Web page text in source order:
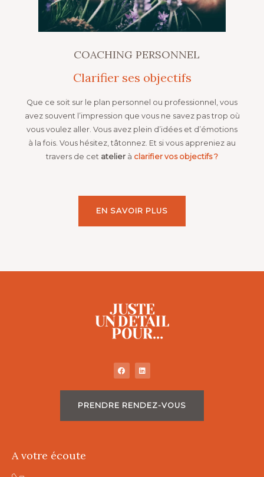
COACHING PERSONNEL
Clarifier ses objectifs
Que ce soit sur le plan personnel ou professionnel, vous
avez souvent l’impression que vous ne savez pas trop où
vous voulez aller. Vous avez plein d’idées et d’émotions
à la fois. Vous hésitez, tâtonnez. Et si vous appreniez au
travers de cet atelier à clarifier vos objectifs ?
EN SAVOIR PLUS
PRENDRE RENDEZ-VOUS
A votre écoute